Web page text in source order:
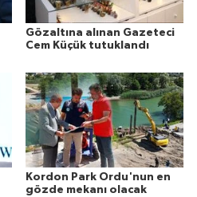
Gözaltına alınan Gazeteci
Cem Küçük tutuklandı
Kordon Park Ordu'nun en
gözde mekanı olacak